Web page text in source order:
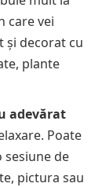
care vei
și decorat cu
plante
adevărat
Poate
sesiune de
pictura sau